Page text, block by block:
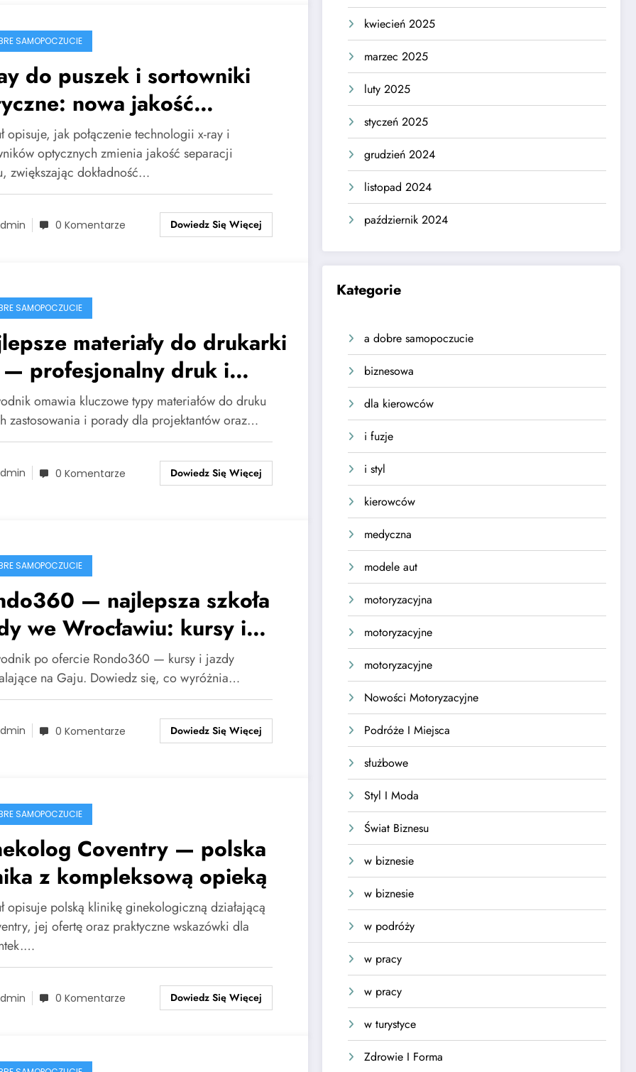
SAMOPOCZUCIE
do puszek i sortowniki
nowa jakość
metalu
opisuje, jak połączenie technologii x-ray i
optycznych zmienia jakość separacji
zwiększając dokładność…
0 Komentarze Dowiedz Się Więcej
SAMOPOCZUCIE
materiały do drukarki
profesjonalny druk i
w Warszawie
omawia kluczowe typy materiałów do druku
zastosowania i porady dla projektantów oraz…
0 Komentarze Dowiedz Się Więcej
SAMOPOCZUCIE
— najlepsza szkoła
we Wrocławiu: kursy i
doszkalające na Gaju
po ofercie Rondo360 — kursy i jazdy
na Gaju. Dowiedz się, co wyróżnia…
0 Komentarze Dowiedz Się Więcej
SAMOPOCZUCIE
Coventry — polska
z kompleksową opieką
opisuje polską klinikę ginekologiczną działającą
jej ofertę oraz praktyczne wskazówki dla
0 Komentarze Dowiedz Się Więcej
kwiecień 2025
marzec 2025
luty 2025
styczeń 2025
grudzień 2024
listopad 2024
październik 2024
Kategorie
a dobre samopoczucie
biznesowa
dla kierowców
i fuzje
i styl
kierowców
medyczna
modele aut
motoryzacyjna
motoryzacyjne
motoryzacyjne
Nowości Motoryzacyjne
Podróże I Miejsca
służbowe
Styl I Moda
Świat Biznesu
w biznesie
w biznesie
w podróży
w pracy
w pracy
w turystyce
Zdrowie I Forma